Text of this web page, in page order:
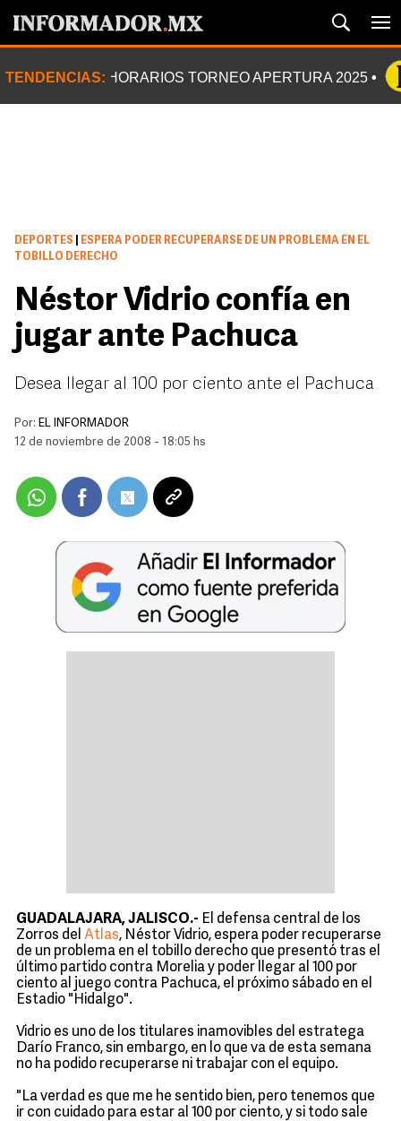
TENDENCIAS: HORARIOS TORNEO APERTURA 2025
DEPORTES
ESPERA PODER RECUPERARSE DE UN PROBLEMA EN EL
TOBILLO DERECHO
Néstor Vidrio confía en
jugar ante Pachuca
Desea llegar al 100 por ciento ante el Pachuca
Por: EL INFORMADOR
12 de noviembre de 2008 - 18:05 hs
GUADALAJARA, JALISCO.- El defensa central de los
Zorros del Atlas, Néstor Vidrio, espera poder recuperarse
de un problema en el tobillo derecho que presentó tras el
último partido contra Morelia y poder llegar al 100 por
ciento al juego contra Pachuca, el próximo sábado en el
Estadio "Hidalgo".
Vidrio es uno de los titulares inamovibles del estratega
Darío Franco, sin embargo, en lo que va de esta semana
no ha podido recuperarse ni trabajar con el equipo.
"La verdad es que me he sentido bien, pero tenemos que
ir con cuidado para estar al 100 por ciento, y si todo sale